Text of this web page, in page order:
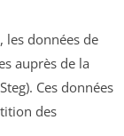
les données de
auprès de la
Ces données
des